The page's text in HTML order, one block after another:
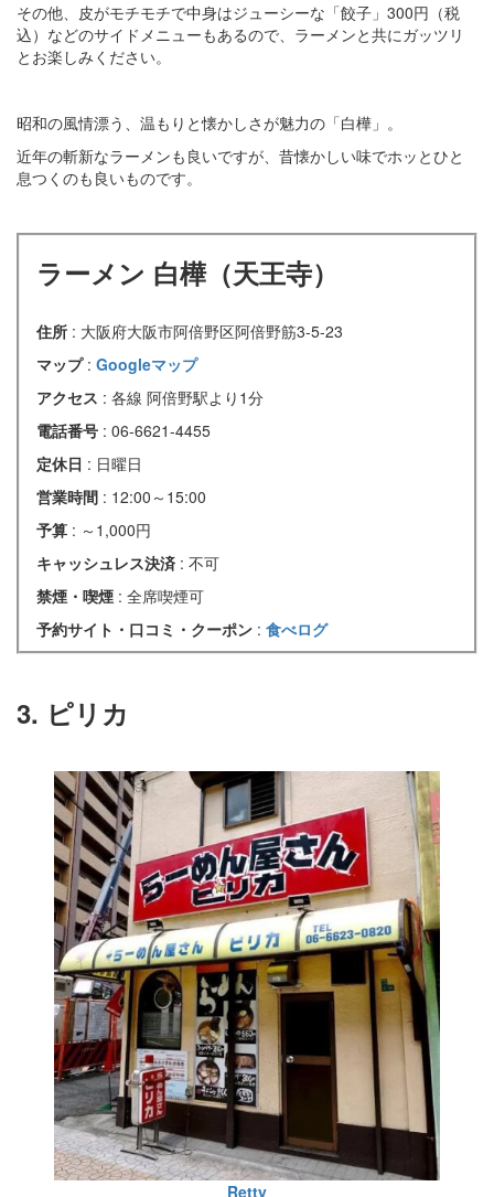
その他、皮がモチモチで中身はジューシーな「餃子」300円（税
込）などのサイドメニューもあるので、ラーメンと共にガッツリ
とお楽しみください。
昭和の風情漂う、温もりと懐かしさが魅力の「白樺」。
近年の斬新なラーメンも良いですが、昔懐かしい味でホッとひと
息つくのも良いものです。
ラーメン 白樺（天王寺）
住所 : 大阪府大阪市阿倍野区阿倍野筋3-5-23
マップ : Googleマップ
アクセス : 各線 阿倍野駅より1分
電話番号 : 06-6621-4455
定休日 : 日曜日
営業時間 : 12:00～15:00
予算 : ～1,000円
キャッシュレス決済 : 不可
禁煙・喫煙 : 全席喫煙可
予約サイト・口コミ・クーポン : 食べログ
3. ピリカ
Retty